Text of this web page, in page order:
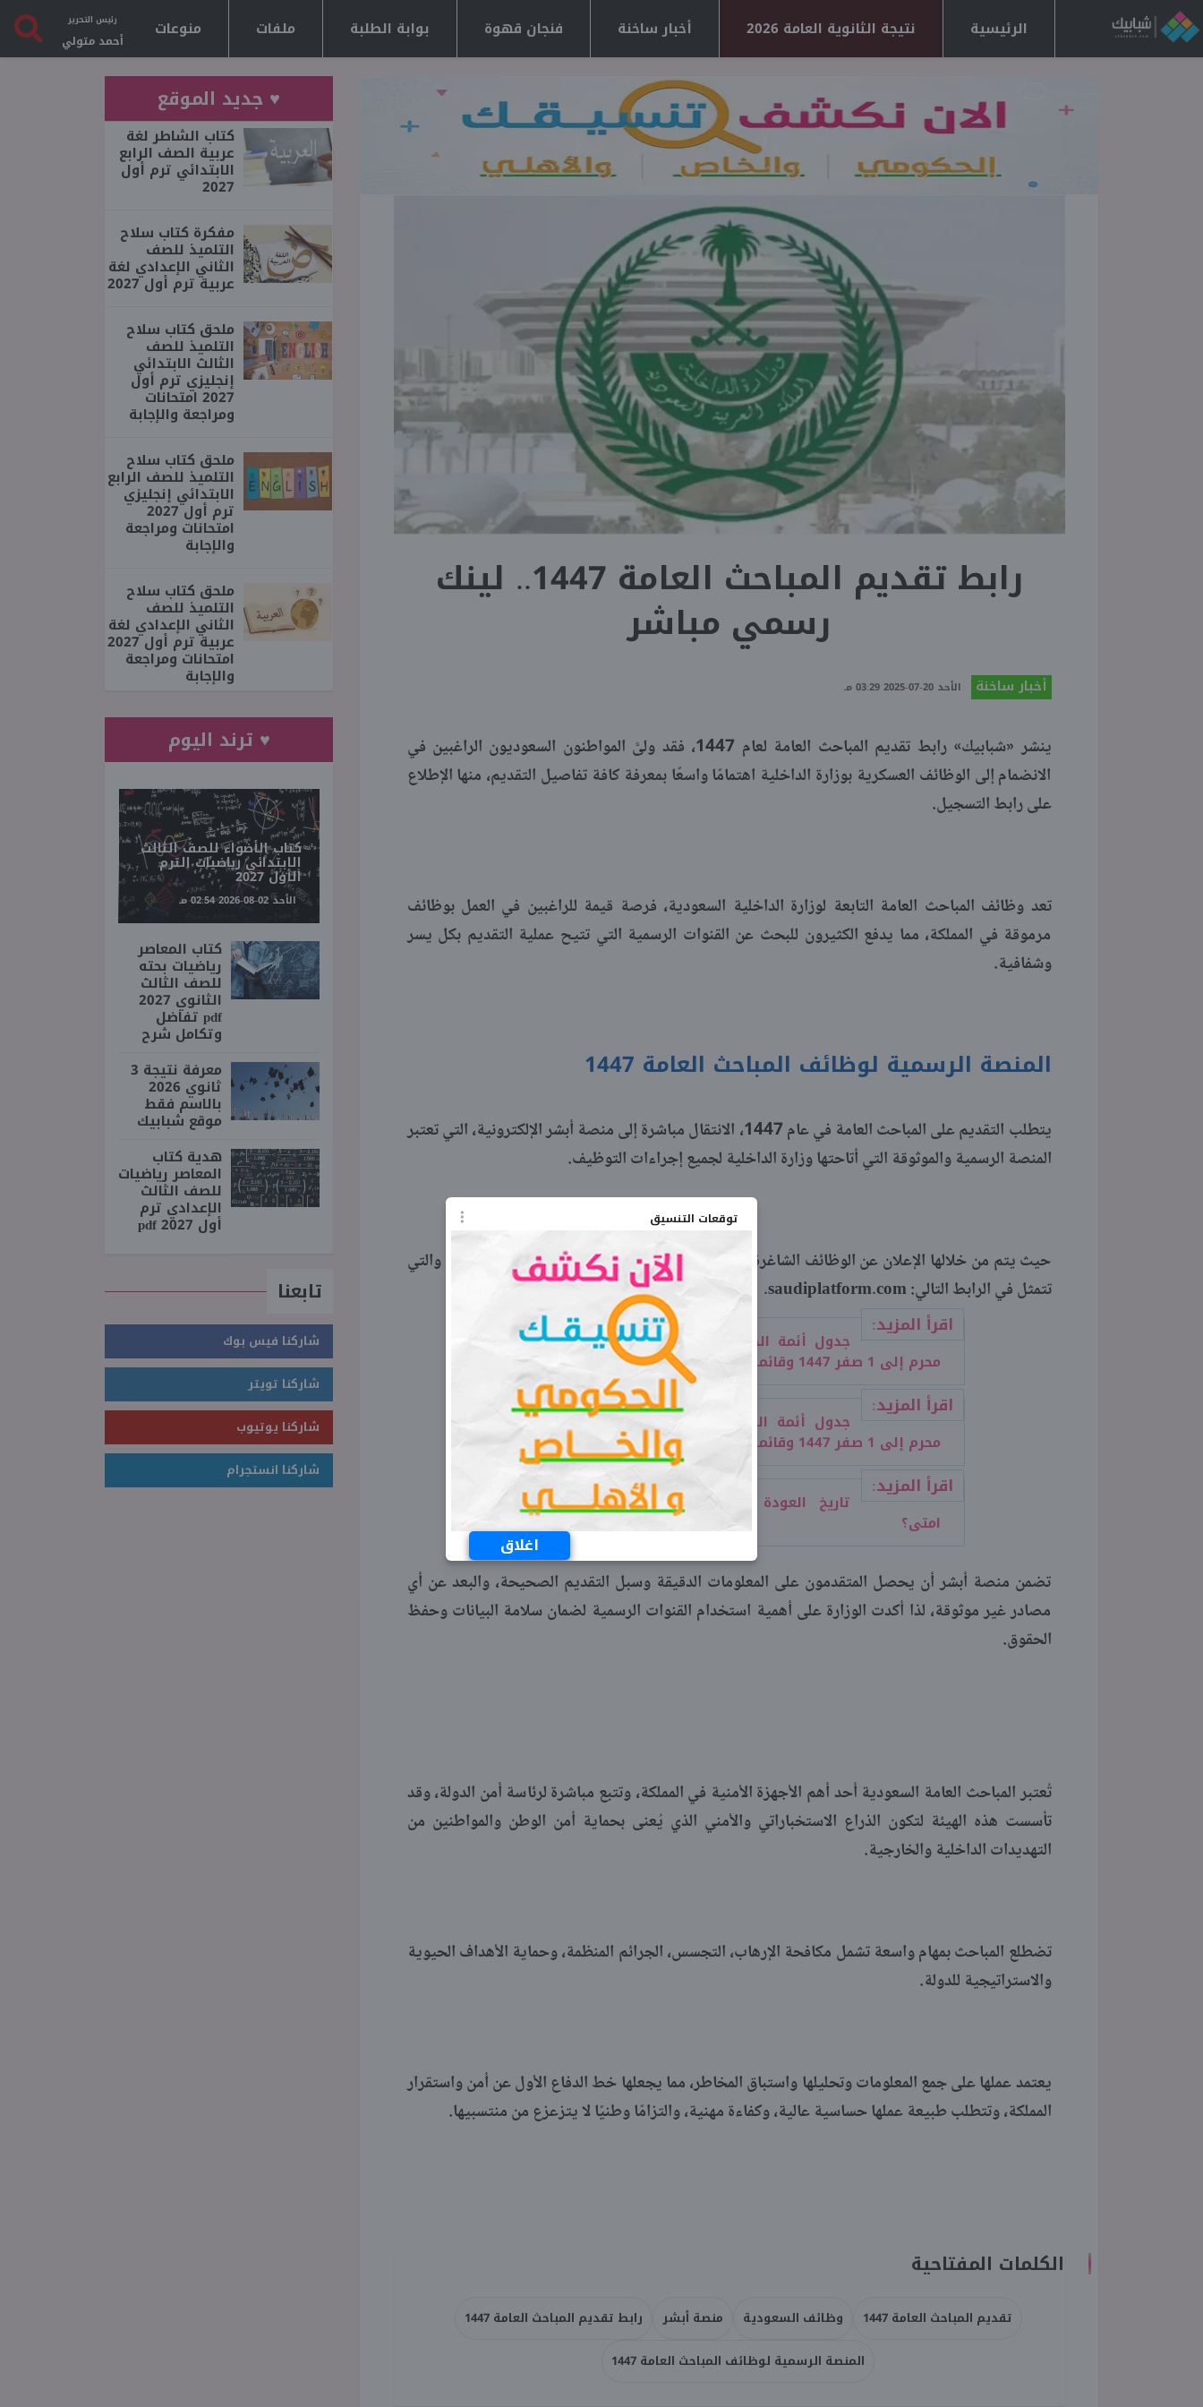
توقعات التنسيق
اغلاق
الرئيسية نتيجة الثانوية العامة 2026 أخبار ساخنة فنجان قهوة بوابة الطلبة ملفات منوعات رئيس التحرير
أحمد متولي
رابط تقديم المباحث العامة 1447.. لينك
رسمي مباشر
أخبار ساخنة الأحد 20-07-2025 03:29 مـ
ينشر «شبابيك» رابط تقديم المباحث العامة لعام 1447، فقد ولىَّ المواطنون السعوديون الراغبين في
الانضمام إلى الوظائف العسكرية بوزارة الداخلية اهتمامًا واسعًا بمعرفة كافة تفاصيل التقديم، منها الإطلاع
على رابط التسجيل.
تعد وظائف المباحث العامة التابعة لوزارة الداخلية السعودية، فرصة قيمة للراغبين في العمل بوظائف
مرموقة في المملكة، مما يدفع الكثيرون للبحث عن القنوات الرسمية التي تتيح عملية التقديم بكل يسر
وشفافية.
المنصة الرسمية لوظائف المباحث العامة 1447
يتطلب التقديم على المباحث العامة في عام 1447، الانتقال مباشرة إلى منصة أبشر الإلكترونية، التي تعتبر
المنصة الرسمية والموثوقة التي أتاحتها وزارة الداخلية لجميع إجراءات التوظيف.
حيث يتم من خلالها الإعلان عن الوظائف الشاغرة ضمن القطاعات الأمنية المختلفة عبر هذه المنصة، والتي
تتمثل في الرابط التالي: saudiplatform.com.
اقرأ المزيد:
جدول أئمة الحرم المدني هذا الأسبوع من 25
محرم إلى 1 صفر 1447 وقائمة المؤذنين
اقرأ المزيد:
جدول أئمة الحرم المكي هذا الأسبوع من 25
محرم إلى 1 صفر 1447 وقائمة المؤذنين
اقرأ المزيد:
تاريخ العودة للمدارس 1447 في السعودية
امتى؟
تضمن منصة أبشر أن يحصل المتقدمون على المعلومات الدقيقة وسبل التقديم الصحيحة، والبعد عن أي
مصادر غير موثوقة، لذا أكدت الوزارة على أهمية استخدام القنوات الرسمية لضمان سلامة البيانات وحفظ
الحقوق.
تُعتبر المباحث العامة السعودية أحد أهم الأجهزة الأمنية في المملكة، وتتبع مباشرة لرئاسة أمن الدولة، وقد
تأسست هذه الهيئة لتكون الذراع الاستخباراتي والأمني الذي يُعنى بحماية أمن الوطن والمواطنين من
التهديدات الداخلية والخارجية.
تضطلع المباحث بمهام واسعة تشمل مكافحة الإرهاب، التجسس، الجرائم المنظمة، وحماية الأهداف الحيوية
والاستراتيجية للدولة.
يعتمد عملها على جمع المعلومات وتحليلها واستباق المخاطر، مما يجعلها خط الدفاع الأول عن أمن واستقرار
المملكة، وتتطلب طبيعة عملها حساسية عالية، وكفاءة مهنية، والتزامًا وطنيًا لا يتزعزع من منتسبيها.
الكلمات المفتاحية
تقديم المباحث العامة 1447 وظائف السعودية منصة أبشر
رابط تقديم المباحث العامة 1447
المنصة الرسمية لوظائف المباحث العامة 1447
♥ جديد الموقع
كتاب الشاطر لغة
عربية الصف الرابع
الابتدائي ترم أول
2027
مفكرة كتاب سلاح
التلميذ للصف
الثاني الإعدادي لغة
عربية ترم أول 2027
ملحق كتاب سلاح
التلميذ للصف
الثالث الابتدائي
إنجليزي ترم أول
2027 امتحانات
ومراجعة والإجابة
ملحق كتاب سلاح
التلميذ للصف الرابع
الابتدائي إنجليزي
ترم أول 2027
امتحانات ومراجعة
والإجابة
ملحق كتاب سلاح
التلميذ للصف
الثاني الإعدادي لغة
عربية ترم أول 2027
امتحانات ومراجعة
والإجابة
♥ ترند اليوم
كتاب الأضواء للصف الثالث
الابتدائي رياضيات الترم
الأول 2027
الأحد 02-08-2026 02:54 مـ
كتاب المعاصر
رياضيات بحته
للصف الثالث
الثانوي 2027
pdf تفاضل
وتكامل شرح
معرفة نتيجة 3
ثانوي 2026
بالاسم فقط
موقع شبابيك
هدية كتاب
المعاصر رياضيات
للصف الثالث
الإعدادي ترم
أول 2027 pdf
تابعنا
شاركنا فيس بوك
شاركنا تويتر
شاركنا يوتيوب
شاركنا انستجرام